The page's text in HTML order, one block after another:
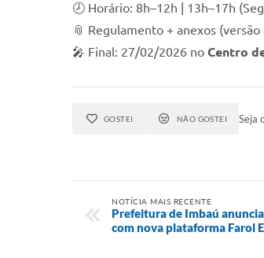
🕗 Horário: 8h–12h | 13h–17h
📎 Regulamento + anexos
🎤 Final: 27/02/2026 no Centro
GOSTEI NÃO GOSTEI Seja
NOTÍCIA MAIS RECENTE
Prefeitura de Imbaú
com nova plataforma Farol